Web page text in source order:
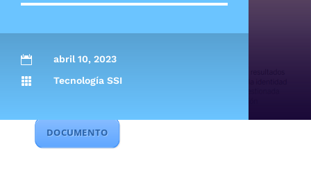

abril 10, 2023

Tecnología SSI
DOCUMENTO